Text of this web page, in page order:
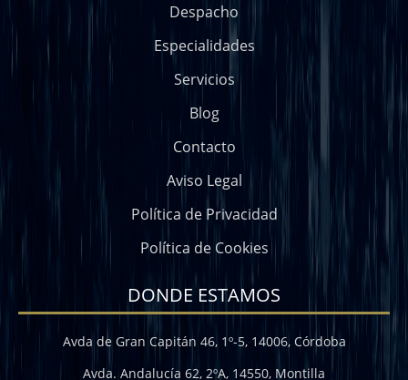
Despacho
Especialidades
Servicios
Blog
Contacto
Aviso Legal
Política de Privacidad
Política de Cookies
DONDE ESTAMOS
Avda de Gran Capitán 46, 1º-5, 14006, Córdoba
Avda. Andalucía 62, 2ºA, 14550, Montilla